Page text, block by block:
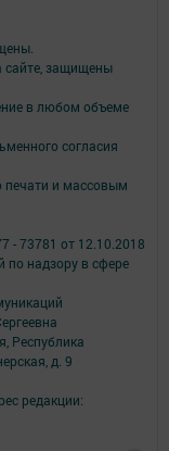
защищены
в любом объеме
согласия
печати и массовым
73781 от 12.10.2018
по надзору в сфере
Республика
д. 9
редакции: